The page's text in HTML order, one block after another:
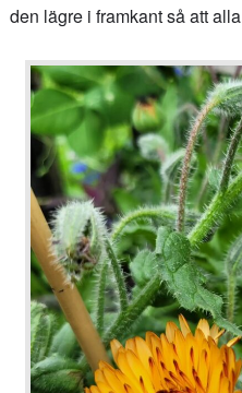
den lägre i framkant så att